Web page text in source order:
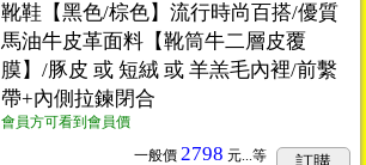
靴鞋【黑色/棕色】流行時尚百搭/優質
馬油牛皮革面料【靴筒牛二層皮覆
膜】/豚皮 或 短絨 或 羊羔毛內裡/前繫
帶+內側拉鍊閉合
會員方可看到會員價
一般價 2798 元...等